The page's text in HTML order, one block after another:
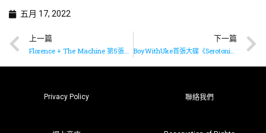
五月 17, 2022
上一篇
Florence + The Machine 第5張大碟《Dance Fever》已推出
下一篇
BoyWithUke首張大碟《Serotonin Dreams》已推出
Privacy Policy 聯絡我們